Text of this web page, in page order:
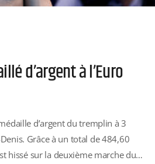
d’argent à l’Euro
d’argent du tremplin à 3
Grâce à un total de 484,60
hissé sur la deuxième marche du